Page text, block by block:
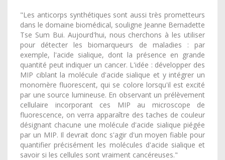
"Les anticorps synthétiques sont aussi très prometteurs
dans le domaine biomédical, souligne Jeanne Bernadette
Tse Sum Bui. Aujourd'hui, nous cherchons à les utiliser
pour détecter les biomarqueurs de maladies : par
exemple, l'acide sialique, dont la présence en grande
quantité peut indiquer un cancer. L'idée : développer des
MIP ciblant la molécule d'acide sialique et y intégrer un
monomère fluorescent, qui se colore lorsqu'il est excité
par une source lumineuse. En observant un prélèvement
cellulaire incorporant ces MIP au microscope de
fluorescence, on verra apparaître des taches de couleur
désignant chacune une molécule d'acide sialique piégée
par un MIP. Il devrait donc s'agir d'un moyen fiable pour
quantifier précisément les molécules d'acide sialique et
savoir si les cellules sont vraiment cancéreuses."